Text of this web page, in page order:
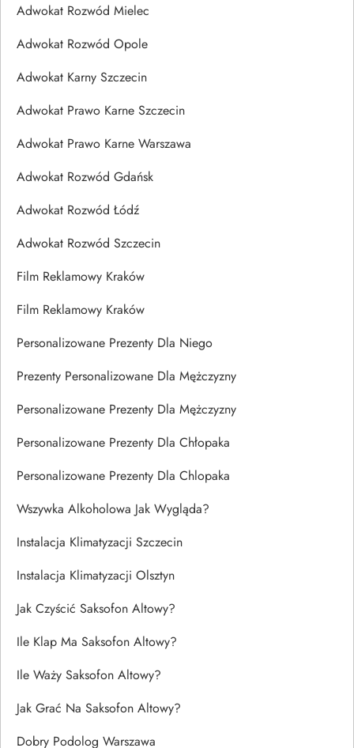
Adwokat Rozwód Mielec
Adwokat Rozwód Opole
Adwokat Karny Szczecin
Adwokat Prawo Karne Szczecin
Adwokat Prawo Karne Warszawa
Adwokat Rozwód Gdańsk
Adwokat Rozwód Łódź
Adwokat Rozwód Szczecin
Film Reklamowy Kraków
Film Reklamowy Kraków
Personalizowane Prezenty Dla Niego
Prezenty Personalizowane Dla Mężczyzny
Personalizowane Prezenty Dla Mężczyzny
Personalizowane Prezenty Dla Chłopaka
Personalizowane Prezenty Dla Chlopaka
Wszywka Alkoholowa Jak Wygląda?
Instalacja Klimatyzacji Szczecin
Instalacja Klimatyzacji Olsztyn
Jak Czyścić Saksofon Altowy?
Ile Klap Ma Saksofon Altowy?
Ile Waży Saksofon Altowy?
Jak Grać Na Saksofon Altowy?
Dobry Podolog Warszawa